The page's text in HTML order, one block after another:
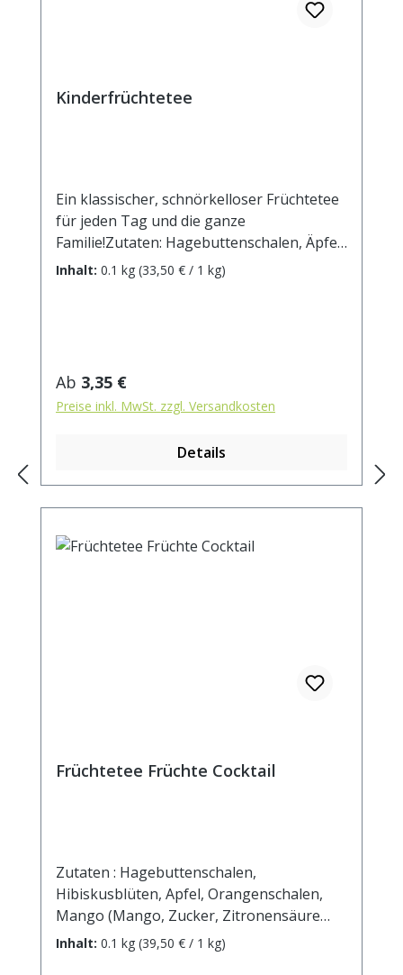
Kinderfrüchtetee
Ein klassischer, schnörkelloser Früchtetee
für jeden Tag und die ganze
Familie!Zutaten: Hagebuttenschalen, Äpfel,
Hibiscusblüten, Orangenschalen,
Inhalt: 0.1 kg (33,50 € / 1 kg)
Regulärer Preis:
Ab 3,35 €
Preise inkl. MwSt. zzgl. Versandkosten
Details
Früchtetee Früchte Cocktail
Zutaten : Hagebuttenschalen,
Hibiskusblüten, Apfel, Orangenschalen,
Mango (Mango, Zucker, Zitronensäure
E330), Ananas (Ananas, Zucker), Papaya
Inhalt: 0.1 kg (39,50 € / 1 kg)